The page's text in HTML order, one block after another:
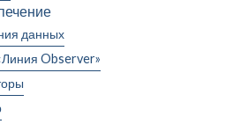
данных
Observer»